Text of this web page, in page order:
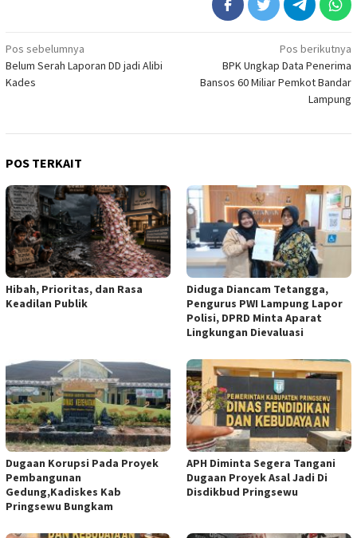
Navigasi
pos
Pos sebelumnya
Belum Serah Laporan DD jadi Alibi
Kades
Pos berikutnya
BPK Ungkap Data Penerima
Bansos 60 Miliar Pemkot Bandar
Lampung
POS TERKAIT
Hibah, Prioritas, dan Rasa
Keadilan Publik
Diduga Diancam Tetangga,
Pengurus PWI Lampung Lapor
Polisi, DPRD Minta Aparat
Lingkungan Dievaluasi
Dugaan Korupsi Pada Proyek
Pembangunan
Gedung,Kadiskes Kab
Pringsewu Bungkam
APH Diminta Segera Tangani
Dugaan Proyek Asal Jadi Di
Disdikbud Pringsewu